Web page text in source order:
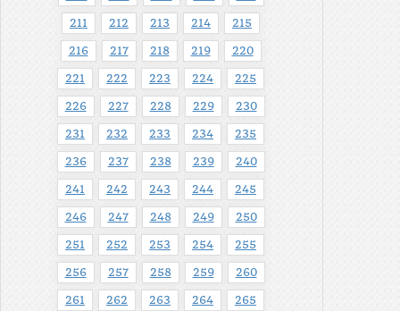
211 212 213 214 215
216 217 218 219 220
221 222 223 224 225
226 227 228 229 230
231 232 233 234 235
236 237 238 239 240
241 242 243 244 245
246 247 248 249 250
251 252 253 254 255
256 257 258 259 260
261 262 263 264 265